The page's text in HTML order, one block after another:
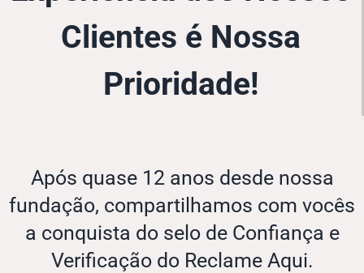
Clientes é Nossa
Prioridade!
Após quase 12 anos desde nossa
fundação, compartilhamos com vocês
a conquista do selo de Confiança e
Verificação do Reclame Aqui.